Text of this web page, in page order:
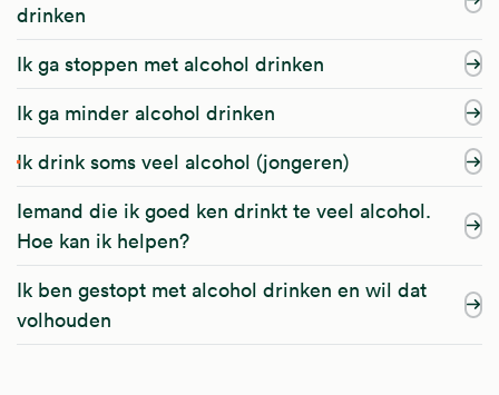
drinken
Ik ga stoppen met alcohol drinken
Ik ga minder alcohol drinken
Ik drink soms veel alcohol (jongeren)
Iemand die ik goed ken drinkt te veel alcohol.
Hoe kan ik helpen?
Ik ben gestopt met alcohol drinken en wil dat
volhouden